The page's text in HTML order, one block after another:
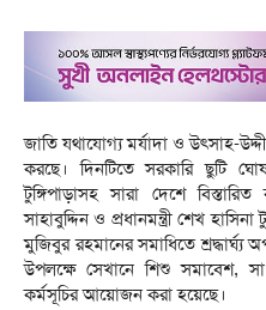
জাতি যথাযোগ্য মর্যাদা ও উৎসাহ-
করছে। দিনটিতে সরকারি ছুটি
টুঙ্গিপাড়াসহ সারা দেশে
সাহাবুদ্দিন ও প্রধানমন্ত্রী শেখ হাসিনা
মুজিবুর রহমানের সমাধিতে
উপলক্ষে সেখানে শিশু সমাবেশ,
কর্মসূচির আয়োজন করা হয়েছে।